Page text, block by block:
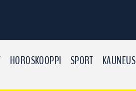
HOROSKOOPPI SPORT KAUNEUS